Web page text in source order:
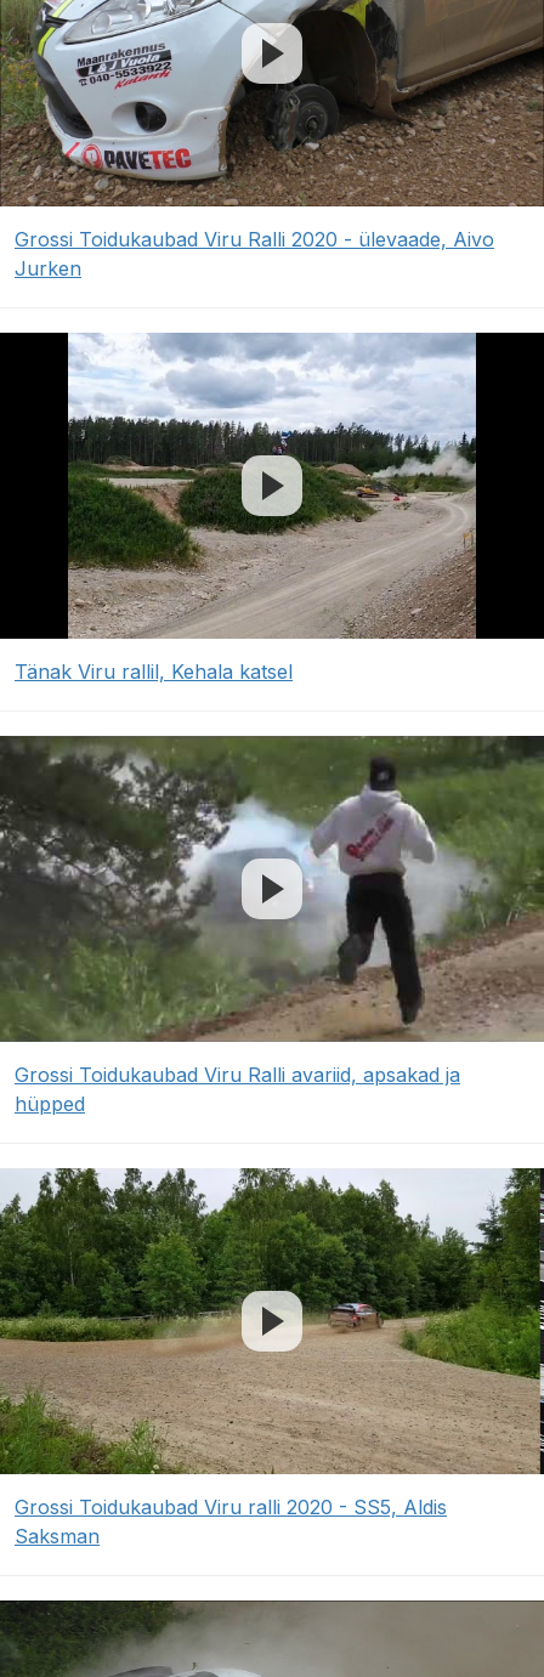
Grossi Toidukaubad Viru Ralli 2020 - ülevaade, Aivo
Jurken
Tänak Viru rallil, Kehala katsel
Grossi Toidukaubad Viru Ralli avariid, apsakad ja
hüpped
Grossi Toidukaubad Viru ralli 2020 - SS5, Aldis
Saksman